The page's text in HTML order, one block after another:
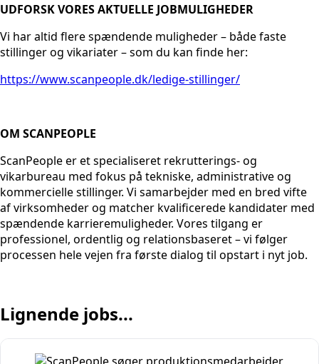
UDFORSK VORES AKTUELLE JOBMULIGHEDER
Vi har altid flere spændende muligheder – både faste
stillinger og vikariater – som du kan finde her:
https://www.scanpeople.dk/ledige-stillinger/
OM SCANPEOPLE
ScanPeople er et specialiseret rekrutterings- og
vikarbureau med fokus på tekniske, administrative og
kommercielle stillinger. Vi samarbejder med en bred vifte
af virksomheder og matcher kvalificerede kandidater med
spændende karrieremuligheder. Vores tilgang er
professionel, ordentlig og relationsbaseret – vi følger
processen hele vejen fra første dialog til opstart i nyt job.
Lignende jobs...